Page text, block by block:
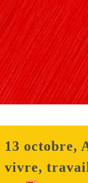
13 octobre,
vivre,